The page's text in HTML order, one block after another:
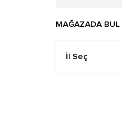
MAĞAZADA BUL